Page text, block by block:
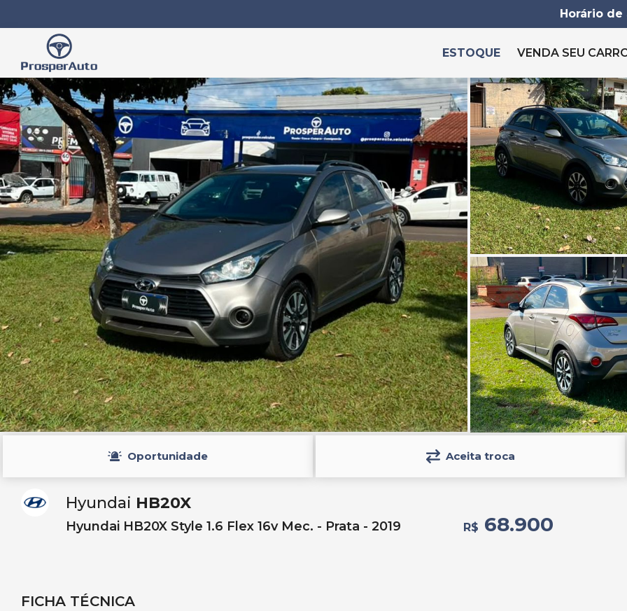
Horário
ESTOQUE VENDA SEU
Oportunidade Aceita troca
Hyundai HB20X
Hyundai HB20X Style 1.6 Flex 16v Mec. - Prata - 2019 R$ 68.900
FICHA TÉCNICA